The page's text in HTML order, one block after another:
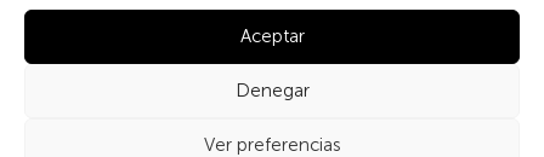
Aceptar
Denegar
Ver preferencias
Europa, en relación con su distancia al mar.